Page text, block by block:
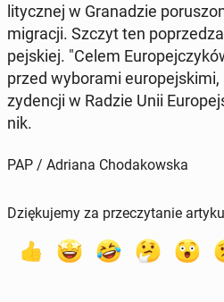
li­tycz­nej w Gra­na­dzie
mi­gra­cji. Szczyt ten
pej­skiej. "Celem
przed wy­bo­ra­mi
zy­den­cji w Radzie Unii
nik.
PAP / Adriana Chodakowska
Dziękujemy za przeczytanie